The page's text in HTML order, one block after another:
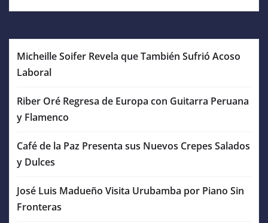
Micheille Soifer Revela que También Sufrió Acoso
Laboral
Riber Oré Regresa de Europa con Guitarra Peruana
y Flamenco
Café de la Paz Presenta sus Nuevos Crepes Salados
y Dulces
José Luis Madueño Visita Urubamba por Piano Sin
Fronteras